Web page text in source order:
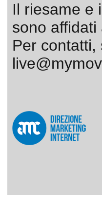
Il riesame e
sono
Per